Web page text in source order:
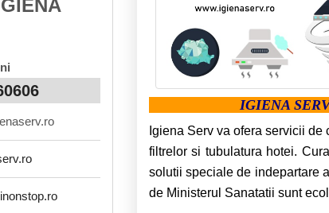
IGIENA
Igiena Serv va ofera servicii
filtrelor si tubulatura hotei.
solutii speciale de indepartare
de Ministerul Sanatatii sunt